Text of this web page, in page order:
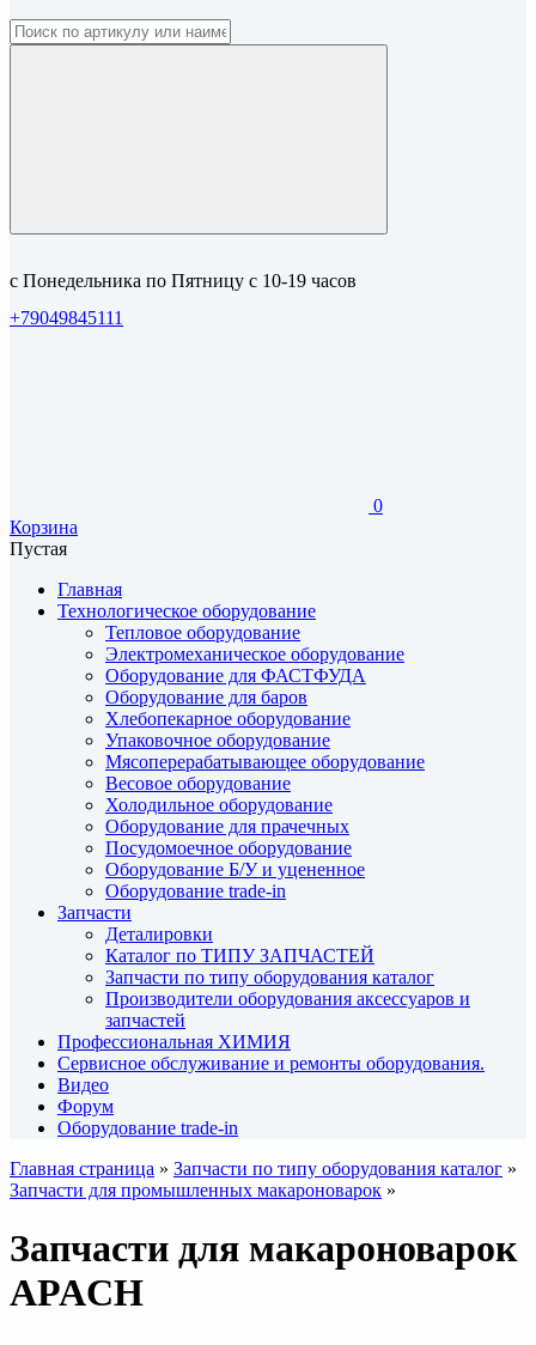
с Понедельника по Пятницу с 10-19 часов
+79049845111
0
Корзина
Пустая
Главная
Технологическое оборудование
Тепловое оборудование
Электромеханическое оборудование
Оборудование для ФАСТФУДА
Оборудование для баров
Хлебопекарное оборудование
Упаковочное оборудование
Мясоперерабатывающее оборудование
Весовое оборудование
Холодильное оборудование
Оборудование для прачечных
Посудомоечное оборудование
Оборудование Б/У и уцененное
Оборудование trade-in
Запчасти
Деталировки
Каталог по ТИПУ ЗАПЧАСТЕЙ
Запчасти по типу оборудования каталог
Производители оборудования аксессуаров и
запчастей
Профессиональная ХИМИЯ
Сервисное обслуживание и ремонты оборудования.
Видео
Форум
Оборудование trade-in
Главная страница » Запчасти по типу оборудования каталог »
Запчасти для промышленных макароноварок »
Запчасти для макароноварок
APACH